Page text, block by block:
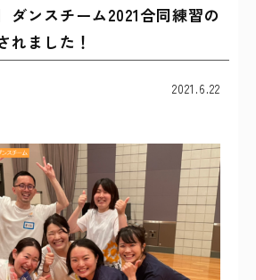
ダンスチーム2021合同練習の
れました！
2021.6.22